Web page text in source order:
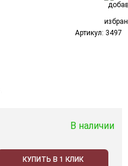
Артикул: 3497
В наличии
КУПИТЬ В 1 КЛИК